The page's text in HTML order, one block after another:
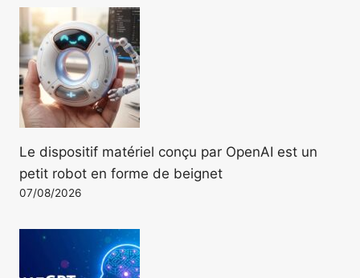
Le dispositif matériel conçu par OpenAI est un
petit robot en forme de beignet
07/08/2026